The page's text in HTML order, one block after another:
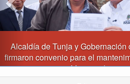
Reporte del tiempo en Boyacá